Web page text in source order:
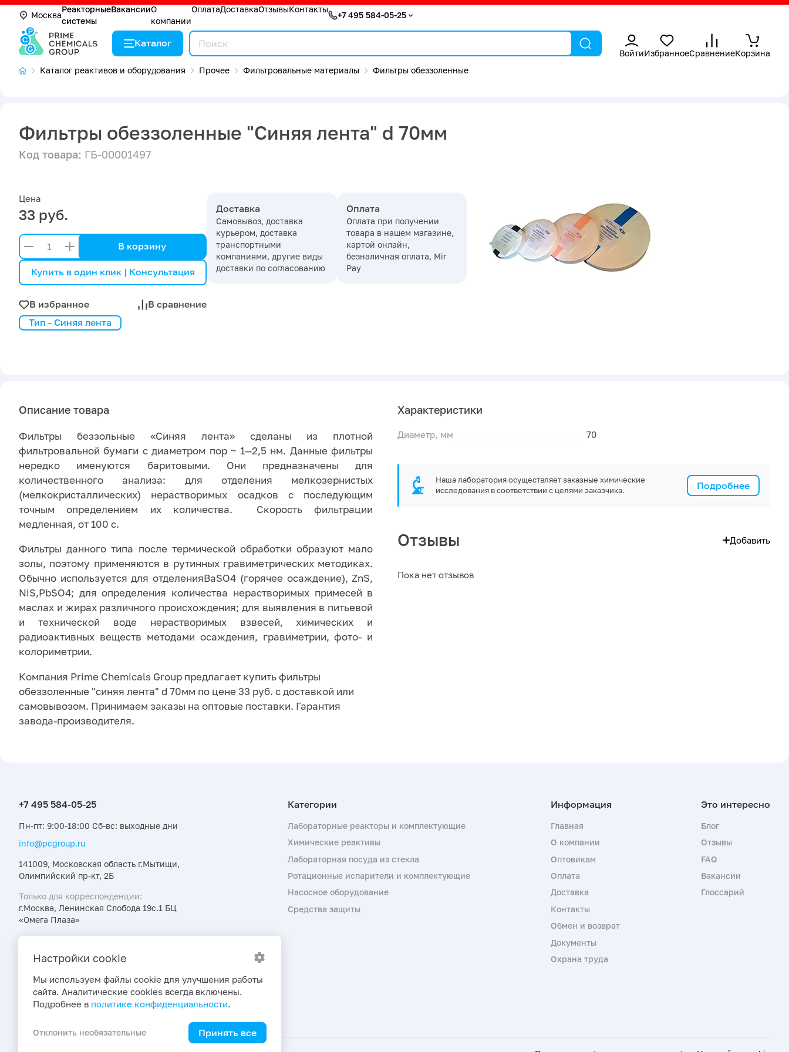
Москва
Реакторные
системы
ВакансииО
компании
ОплатаДоставкаОтзывыКонтакты
+7 495 584-05-25
Каталог
ВойтиИзбранноеСравнениеКорзина
Каталог реактивов и оборудования
Прочее Фильтровальные материалы Фильтры обеззоленные
Фильтры обеззоленные "Синяя лента" d 70мм
Код товара: ГБ-00001497
Цена
33 руб.
В корзину
Купить в один клик | Консультация
В избранное В сравнение
Доставка
Самовывоз, доставка
курьером, доставка
транспортными
компаниями, другие виды
доставки по согласованию
Оплата
Оплата при получении
товара в нашем магазине,
картой онлайн,
безналичная оплата, Mir
Pay
Тип - Синяя лента
Описание товара
Фильтры беззольные «Синяя лента» сделаны из плотной
фильтровальной бумаги с диаметром пор ~ 1—2,5 нм. Данные фильтры
нередко именуются баритовыми. Они предназначены для
количественного анализа: для отделения мелкозернистых
(мелкокристаллических) нерастворимых осадков с последующим
точным определением их количества. Скорость фильтрации
медленная, от 100 с.
Фильтры данного типа после термической обработки образуют мало
золы, поэтому применяются в рутинных гравиметрических методиках.
Обычно используется для отделенияBaSO4 (горячее осаждение), ZnS,
NiS,PbSO4; для определения количества нерастворимых примесей в
маслах и жирах различного происхождения; для выявления в питьевой
и технической воде нерастворимых взвесей, химических и
радиоактивных веществ методами осаждения, гравиметрии, фото- и
колориметрии.
Компания Prime Chemicals Group предлагает купить фильтры
обеззоленные "синяя лента" d 70мм по цене 33 руб. с доставкой или
самовывозом. Принимаем заказы на оптовые поставки. Гарантия
завода-производителя.
Характеристики
Диаметр, мм 70
Подробнее
Наша лаборатория осуществляет заказные химические
исследования в соответствии с целями заказчика.
Отзывы Добавить
Пока нет отзывов
Пн-пт: 9:00-18:00 Сб-вс: выходные дни
info@pcgroup.ru
141009, Московская область г.Мытищи,
Олимпийский пр-кт, 2Б
Только для корреспонденции:
г.Москва, Ленинская Слобода 19с.1 БЦ
«Омега Плаза»
акциях и новостях первыми
Лабораторные реакторы и комплектующие
Химические реактивы
Лабораторная посуда из стекла
Ротационные испарители и комплектующие
Насосное оборудование
Средства защиты
Главная
О компании
Оптовикам
Оплата
Доставка
Контакты
Обмен и возврат
Документы
Охрана труда
Блог
Отзывы
FAQ
Вакансии
Глоссарий
Настройки cookie
Мы используем файлы cookie для улучшения работы
сайта. Аналитические cookies всегда включены.
Подробнее в политике конфиденциальности.
Отклонить необязательные Принять все